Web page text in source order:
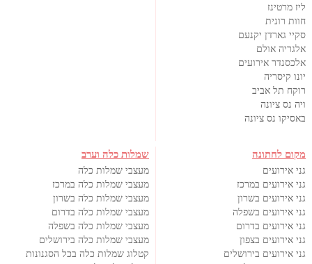
ליז מרטינז
חוות רונית
סקיי גארדן יקנעם
אלגריה אולם
אלכסנדר אירועים
יונו קיסריה
רוקח תל אביב
ויה נס ציונה
באסיקו נס ציונה
מקום לחתונה
גני אירועים
גני אירועים במרכז
גני אירועים בשרון
גני אירועים בשפלה
גני אירועים בדרום
גני אירועים בצפון
גני אירועים בירושלים
שמלות כלה וערב
מעצבי שמלות כלה
מעצבי שמלות כלה במרכז
מעצבי שמלות כלה בשרון
מעצבי שמלות כלה בדרום
מעצבי שמלות כלה בשפלה
מעצבי שמלות כלה בירושלים
קטלוג שמלות כלה בכל הסגנונות